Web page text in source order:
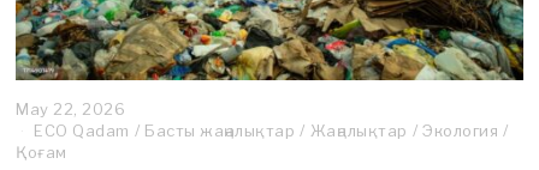
May 22, 2026
a
ECO Qadam / Басты жаңалықтар / Жаңалықтар / Экология /
Қоғам